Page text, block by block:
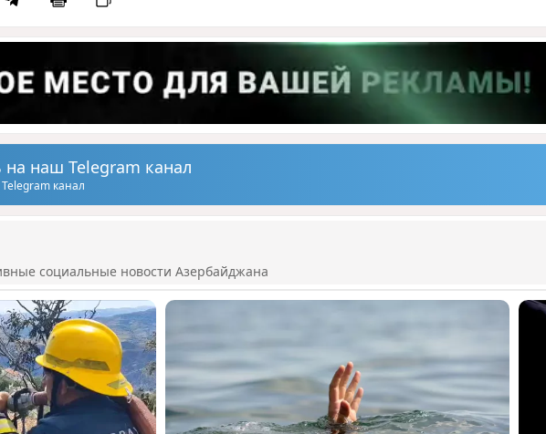
наш Telegram канал
канал
социальные новости Азербайджана